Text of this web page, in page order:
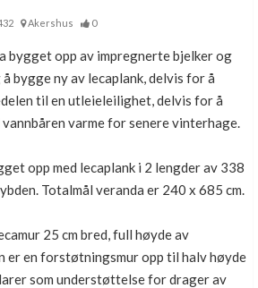
Nytt
Akershus 0
bygget opp av impregnerte bjelker og
bygge ny av lecaplank, delvis for å
til en utleieleilighet, delvis for å
varme for senere vinterhage.
opp med lecaplank i 2 lengder av 338
Totalmål veranda er 240 x 685 cm.
25 cm bred, full høyde av
er en forstøtningsmur opp til halv høyde
som understøttelse for drager av